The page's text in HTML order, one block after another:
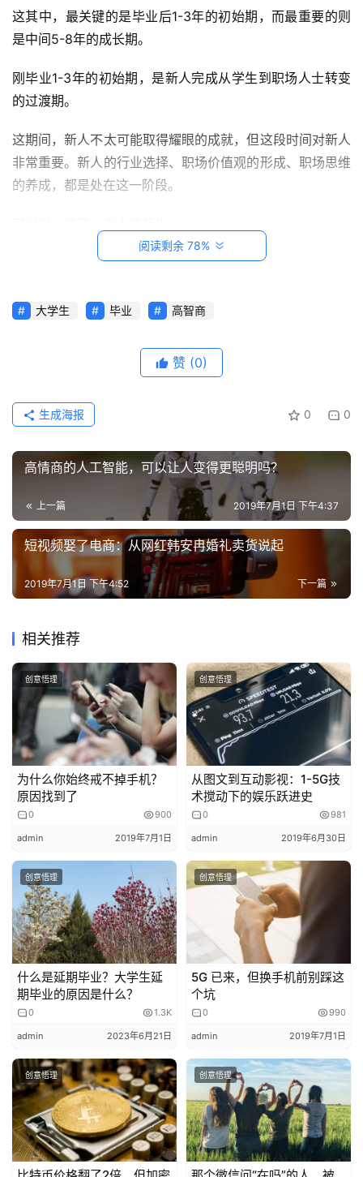
首
创
意
神
兽
笔
记
我
作
品
学
材
这其中，最关键的是毕业后1-3年的初始期，而最重要的则
是中间5-8年的成长期。
刚毕业1-3年的初始期，是新人完成从学生到职场人士转变
的过渡期。
这期间，新人不太可能取得耀眼的成就，但这段时间对新人
非常重要。新人的行业选择、职场价值观的形成、职场思维
的养成，都是处在这一阶段。
新人在这段时间内，主要就是学习，不断的从周围学习和吸
变打好基础。
这一阶段，对天赋比较好的人来说，大概一年就够了。像我
这样天赋比较差的，则至少需要三年。
接下来的5-8年成长期，是职场人士的起飞阶段。
在成长期内，职场人士用已经学会的东西，去解决实际问
题，处理业务项目，与他人完成协作，最终实现项目的顺利
在这一阶段，职场人士基本上是一边学习，努力将各种职场
技能练熟，一边不断学习新的知识，提升自己的格局眼界。
到了8年后的飞跃期，职场人士的各种技能已经十分熟练，
他需要将自己的职场经验，传递给新人，从而完成团队的打
造，独立负责项目的完成。
整个职场晋升的过程，就是这样一环扣一环。如果哪一环节
出了问题，就会导致职场晋升受阻。
而整个晋升的基础，就是最开始刚毕业1-3年的初始期，所
以它最为关键。
在初始期内，要想获得一个良好的结果，有两个因素起到决
定性作用：
1，充分的实践锻炼机会。
2，优质的耐心指导老师。
职场学习，跟在校学习，虽然内容方式大相径庭，但基本原
都需要由老师给出前进方向，让新人去尝试和摸索。在新人
摸索的过程中，老师负责耐心的讲解和纠偏，帮助新人充分
理解。
两个水平相当的新人，遇见不同领路上司，将来的职场发
展，是绝对完全不同的。
阅读剩余 78%
大学生 毕业 高智商
赞 (0)
0 0
生成海报
高情商的人工智能，可以让人变得更聪明吗？
上一篇 2019年7月1日 下午4:37
短视频娶了电商：从网红韩安冉婚礼卖货说起
下一篇
2019年7月1日 下午4:52
相关推荐
创意悟理
为什么你始终戒不掉手机？
原因找到了
0 900
admin 2019年7月1日
创意悟理
从图文到互动影视：1-5G技
术搅动下的娱乐跃进史
0 981
admin 2019年6月30日
创意悟理
什么是延期毕业？大学生延
期毕业的原因是什么？
0 1.3K
admin 2023年6月21日
创意悟理
5G 已来，但换手机前别踩这
个坑
0 990
admin 2019年7月1日
创意悟理 创意悟理